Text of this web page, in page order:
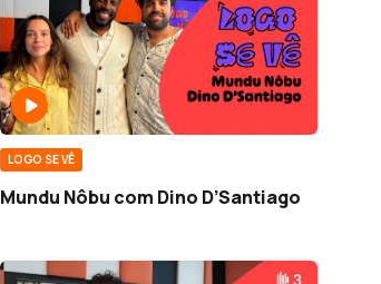
LOGO SE VÊ
Mundu Nôbu com Dino D’Santiago